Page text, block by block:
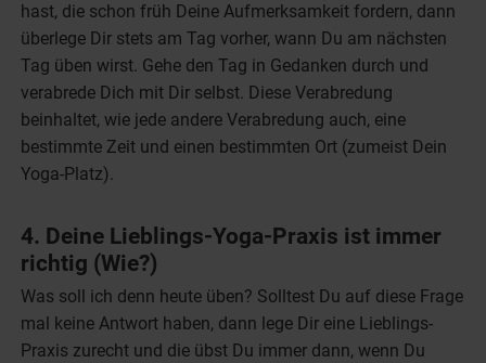
hast, die schon früh Deine Aufmerksamkeit fordern, dann
überlege Dir stets am Tag vorher, wann Du am nächsten
Tag üben wirst. Gehe den Tag in Gedanken durch und
verabrede Dich mit Dir selbst. Diese Verabredung
beinhaltet, wie jede andere Verabredung auch, eine
bestimmte Zeit und einen bestimmten Ort (zumeist Dein
Yoga-Platz).
4. Deine Lieblings-Yoga-Praxis ist immer
richtig (Wie?)
Was soll ich denn heute üben? Solltest Du auf diese Frage
mal keine Antwort haben, dann lege Dir eine Lieblings-
Praxis zurecht und die übst Du immer dann, wenn Du